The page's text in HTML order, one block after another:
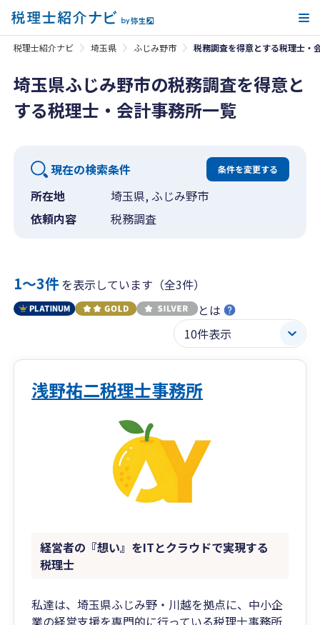
税理士紹介ナビ 埼玉県 ふじみ野市 税務調査を得意とする税理士・
埼玉県ふじみ野市の税務調査を得意と
する税理士・会計事務所一覧
現在の検索条件 条件を変更する
所在地
埼玉県, ふじみ野市
依頼内容
税務調査
1〜3件を表示しています（全3件）
とは
浅野祐二税理士事務所
経営者の『想い』をITとクラウドで実現する
税理士
私達は、埼玉県ふじみ野・川越を拠点に、中小企
業の経営支援を専門的に行っている税理士事務所